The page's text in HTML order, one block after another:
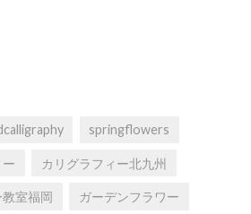
springflowers
カリグラフィー北九州
室福岡 ガーデンフラワー